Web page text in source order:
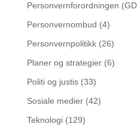
Personvernforordningen
Personvernombud (4)
Personvernpolitikk(26)
Planer og strategier(6)
Politi og justis(33)
Sosiale medier(42)
Teknologi(129)